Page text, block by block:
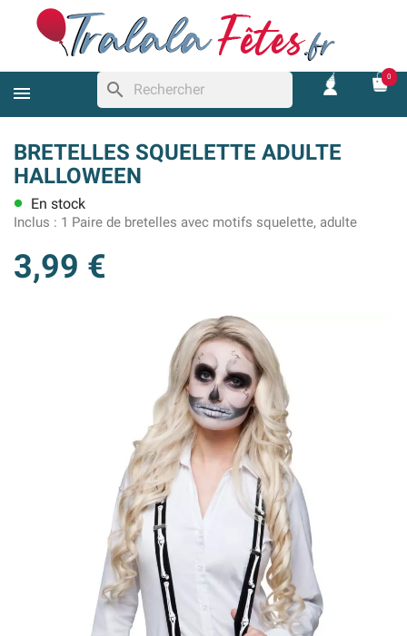
search
0
BRETELLES SQUELETTE ADULTE
HALLOWEEN
lens En stock
Inclus : 1 Paire de bretelles avec motifs squelette, adulte
3,99 €